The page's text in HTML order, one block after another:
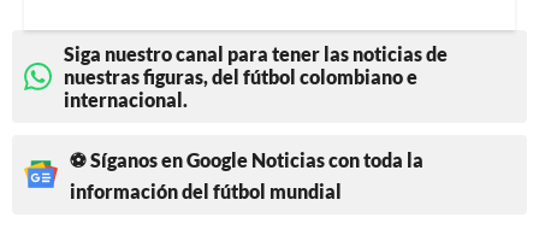
Siga nuestro canal para tener las noticias de
nuestras figuras, del fútbol colombiano e
internacional.
⚽ Síganos en Google Noticias con toda la
información del fútbol mundial